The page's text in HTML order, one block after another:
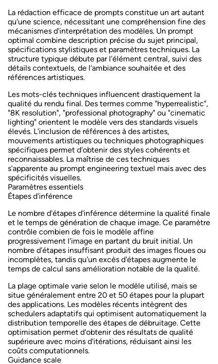
La rédaction efficace de prompts constitue un art autant
qu'une science, nécessitant une compréhension fine des
mécanismes d'interprétation des modèles. Un prompt
optimal combine description précise du sujet principal,
spécifications stylistiques et paramètres techniques. La
structure typique débute par l'élément central, suivi des
détails contextuels, de l'ambiance souhaitée et des
références artistiques.
Les mots-clés techniques influencent drastiquement la
qualité du rendu final. Des termes comme "hyperrealistic",
"8K resolution", "professional photography" ou "cinematic
lighting" orientent le modèle vers des standards visuels
élevés. L'inclusion de références à des artistes,
mouvements artistiques ou techniques photographiques
spécifiques permet d'obtenir des styles cohérents et
reconnaissables. La maîtrise de ces techniques
s'apparente au prompt engineering textuel mais avec des
spécificités visuelles.
Paramètres essentiels
Étapes d'inférence
Le nombre d'étapes d'inférence détermine la qualité finale
et le temps de génération de chaque image. Ce paramètre
contrôle combien de fois le modèle affine
progressivement l'image en partant du bruit initial. Un
nombre d'étapes insuffisant produit des images floues ou
incomplètes, tandis qu'un excès d'étapes augmente le
temps de calcul sans amélioration notable de la qualité.
La plage optimale varie selon le modèle utilisé, mais se
situe généralement entre 20 et 50 étapes pour la plupart
des applications. Les modèles récents intègrent des
schedulers adaptatifs qui optimisent automatiquement la
distribution temporelle des étapes de débruitage. Cette
optimisation permet d'obtenir des résultats de qualité
supérieure avec moins d'itérations, réduisant ainsi les
coûts computationnels.
Guidance scale